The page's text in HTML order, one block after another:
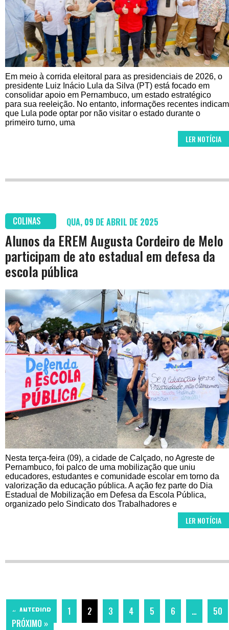
Em meio à corrida eleitoral para as presidenciais de 2026, o
presidente Luiz Inácio Lula da Silva (PT) está focado em
consolidar apoio em Pernambuco, um estado estratégico
para sua reeleição. No entanto, informações recentes indicam
que Lula pode optar por não visitar o estado durante o
primeiro turno, uma
LER NOTÍCIA
COLINAS QUA, 09 DE ABRIL DE 2025
Alunos da EREM Augusta Cordeiro de Melo
participam de ato estadual em defesa da
escola pública
Nesta terça-feira (09), a cidade de Calçado, no Agreste de
Pernambuco, foi palco de uma mobilização que uniu
educadores, estudantes e comunidade escolar em torno da
valorização da educação pública. A ação fez parte do Dia
Estadual de Mobilização em Defesa da Escola Pública,
organizado pelo Sindicato dos Trabalhadores e
LER NOTÍCIA
« ANTERIOR 1 2 3 4 5 6 …
50
PRÓXIMO »